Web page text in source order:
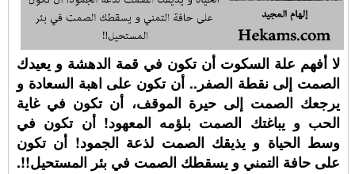
لا أفهم علة السكوت أن تكون في قمة الدهشة و يعيدك
الصمت إلى نقطة الصفر.. أن تكون على اهبة السعادة و
يرجعك الصمت إلى حيرة الموقف، أن تكون في غاية
الحب و يباغتك الصمت بلؤمه المعهود! أن تكون في
وسط الحياة و يذيقك الصمت لذعة الجمود! أن تكون
على حافة التمني و يسقطك الصمت في بئر المستحيل!!.